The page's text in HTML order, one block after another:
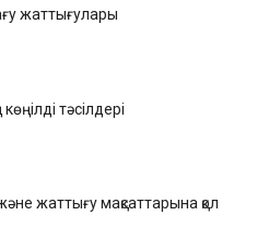
жаттығулары
тәсілдері
жаттығу мақсаттарына қол